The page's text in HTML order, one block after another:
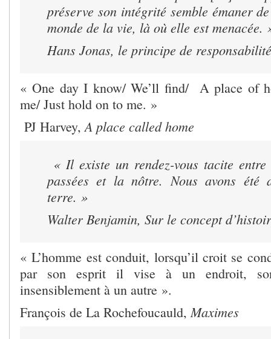
préserve son intégrité semble émaner
monde de la vie, là où elle est menacée.
Hans Jonas, le principe de responsabilité
« One day I know/ We’ll find/ A place of
me/ Just hold on to me. »
PJ Harvey,A place called home
« Il existe un rendez-vous tacite entre
passées et la nôtre. Nous avons été
terre. »
Walter Benjamin, Sur le concept
« L’homme est conduit, lorsqu’il croit se
par son esprit il vise à un endroit,
insensiblement à un autre ».
François de La Rochefoucauld,Maximes